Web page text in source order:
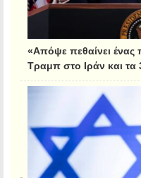
«Απόψε πεθαίνει ένας
Τραμπ στο Ιράν και τα